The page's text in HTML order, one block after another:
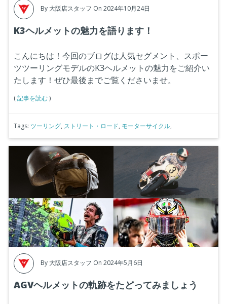
By 大阪店スタッフ On 2024年10月24日
K3ヘルメットの魅力を語ります！
こんにちは！今回のブログは人気セグメント、スポー
ツツーリングモデルのK3ヘルメットの魅力をご紹介い
たします！ぜひ最後までご覧くださいませ。
(記事を読む)
Tags: ツーリング, ストリート・ロード, モーターサイクル,
By 大阪店スタッフ On 2024年5月6日
AGVヘルメットの軌跡をたどってみましょう